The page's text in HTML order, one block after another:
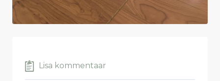
Lisa kommentaar